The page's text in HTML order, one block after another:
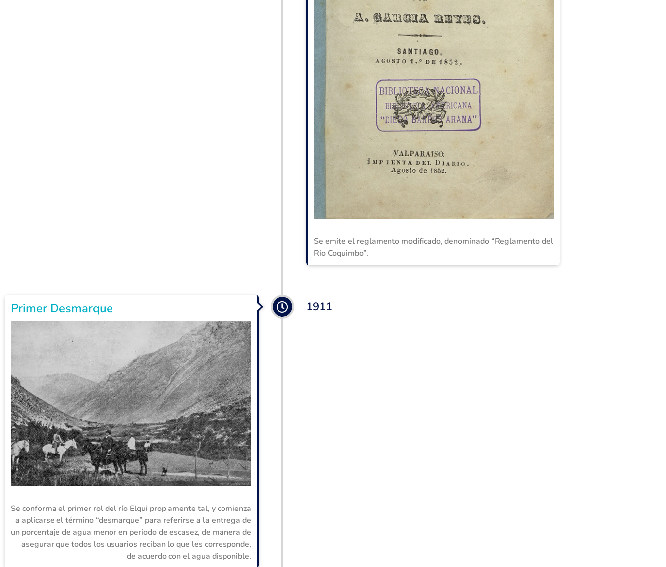
Se emite el reglamento modificado, denominado “Reglamento del
Río Coquimbo”.
1911
Primer Desmarque
Se conforma el primer rol del río Elqui propiamente tal, y comienza
a aplicarse el término “desmarque” para referirse a la entrega de
un porcentaje de agua menor en período de escasez, de manera de
asegurar que todos los usuarios reciban lo que les corresponde,
de acuerdo con el agua disponible.